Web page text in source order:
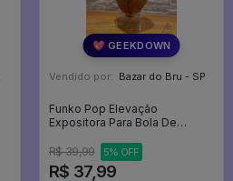
💖 GEEKDOWN
Vendido por: Bazar do Bru - SP
Funko Pop Elevação
Expositora Para Bola De
R$ 39,99
5% OFF
R$ 37,99